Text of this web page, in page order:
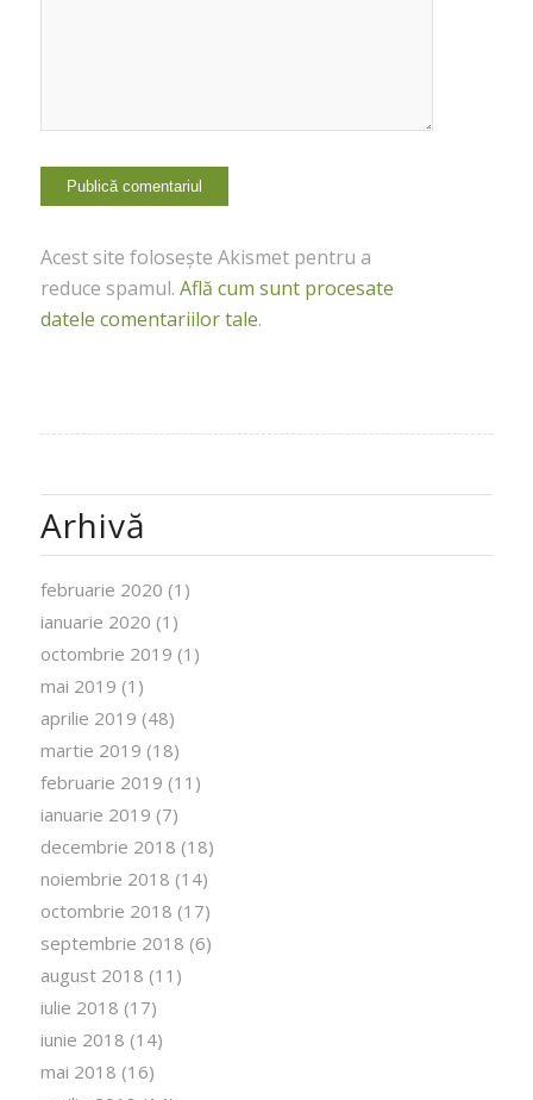
Acest site folosește Akismet pentru a
reduce spamul. Află cum sunt procesate
datele comentariilor tale.
Arhivă
februarie 2020 (1)
ianuarie 2020 (1)
octombrie 2019 (1)
mai 2019 (1)
aprilie 2019 (48)
martie 2019 (18)
februarie 2019 (11)
ianuarie 2019 (7)
decembrie 2018 (18)
noiembrie 2018 (14)
octombrie 2018 (17)
septembrie 2018 (6)
august 2018 (11)
iulie 2018 (17)
iunie 2018 (14)
mai 2018 (16)